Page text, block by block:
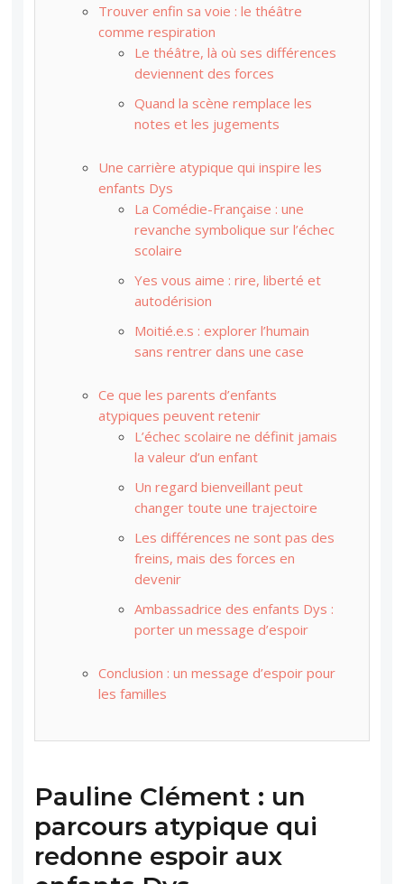
Trouver enfin sa voie : le théâtre
comme respiration
Le théâtre, là où ses différences
deviennent des forces
Quand la scène remplace les
notes et les jugements
Une carrière atypique qui inspire les
enfants Dys
La Comédie-Française : une
revanche symbolique sur l’échec
scolaire
Yes vous aime : rire, liberté et
autodérision
Moitié.e.s : explorer l’humain
sans rentrer dans une case
Ce que les parents d’enfants
atypiques peuvent retenir
L’échec scolaire ne définit jamais
la valeur d’un enfant
Un regard bienveillant peut
changer toute une trajectoire
Les différences ne sont pas des
freins, mais des forces en
devenir
Ambassadrice des enfants Dys :
porter un message d’espoir
Conclusion : un message d’espoir pour
les familles
Pauline Clément : un
parcours atypique qui
redonne espoir aux